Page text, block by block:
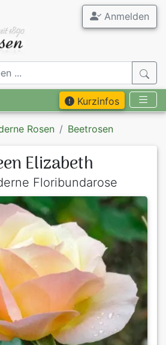
Anmelden
Kurzinfos
Rosen Beetrosen
Elizabeth
Floribundarose